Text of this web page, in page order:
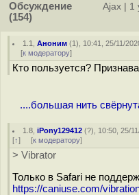
Обсуждение
(154)
Ajax 1
1.1 ,Аноним (1), 10:41, 25/11/
[к модератору]
Кто пользуется?
....большая нить
1.8 ,iPony129412 (?), 10:50, 25/
[↑] [к модератору]
> Vibrator
Только в Safari не
https://caniuse.com/